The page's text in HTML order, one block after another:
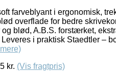
farveblyant i ergonomisk,
overflade for bedre
og blød, A.B.S. forstærket,
Leveres i praktisk Staedtler –
kr. (Vis fragtpris)